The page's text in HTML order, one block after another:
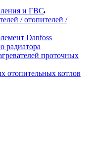
и ГВС
/ отопителей /
Danfoss
радиатора
проточных
отопительных котлов